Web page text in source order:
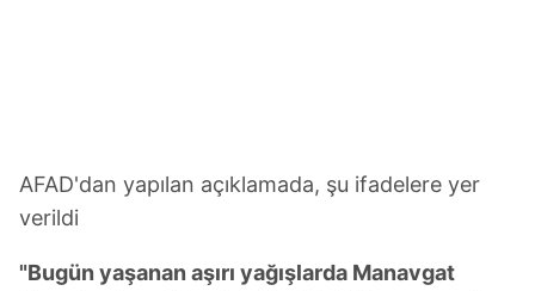
AFAD'dan yapılan açıklamada, şu ifadelere yer
verildi
"Bugün yaşanan aşırı yağışlarda Manavgat